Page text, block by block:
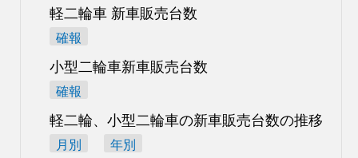
軽二輪車 新車販売台数
確報
小型二輪車新車販売台数
確報
軽二輪、小型二輪車の新車販売台数の推移
月別 年別